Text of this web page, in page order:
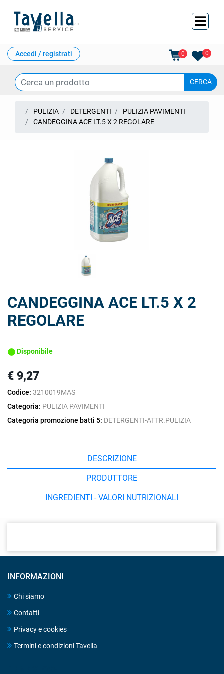
Accedi / registrati 0 0
PULIZIA DETERGENTI
PULIZIA PAVIMENTI
CANDEGGINA ACE LT.5 X 2 REGOLARE
CANDEGGINA ACE LT.5 X 2
REGOLARE
Disponibile
€ 9,27
Codice: 3210019MAS
Categoria: PULIZIA PAVIMENTI
Categoria promozione batti 5: DETERGENTI-ATTR.PULIZIA
DESCRIZIONE
PRODUTTORE
INGREDIENTI - VALORI NUTRIZIONALI
INFORMAZIONI
Chi siamo
Contatti
Privacy e cookies
Termini e condizioni Tavella